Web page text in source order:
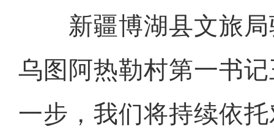
新疆博湖县文旅局
乌图阿热勒村第一书
一步，我们将持续依